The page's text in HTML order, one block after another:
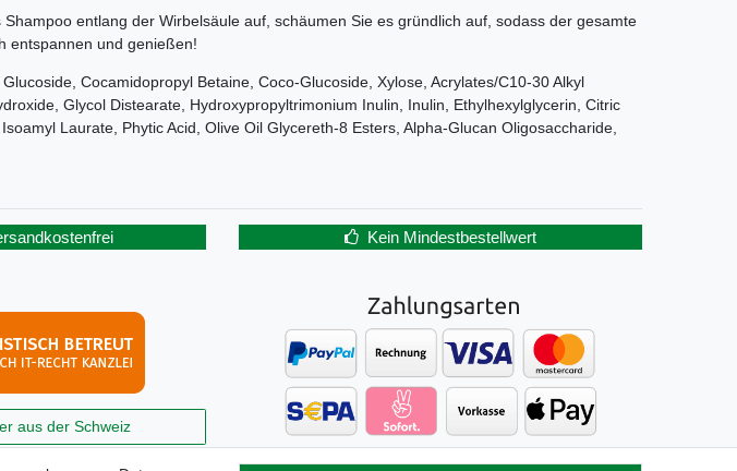
entlang der Wirbelsäule auf, schäumen Sie es gründlich auf, sodass der gesamte
entspannen und genießen!
Cocamidopropyl Betaine, Coco-Glucoside, Xylose, Acrylates/C10-30 Alkyl
Glycol Distearate, Hydroxypropyltrimonium Inulin, Inulin, Ethylhexylglycerin, Citric
Laurate, Phytic Acid, Olive Oil Glycereth-8 Esters, Alpha-Glucan Oligosaccharide,
Kein Mindestbestellwert
aus der Schweiz